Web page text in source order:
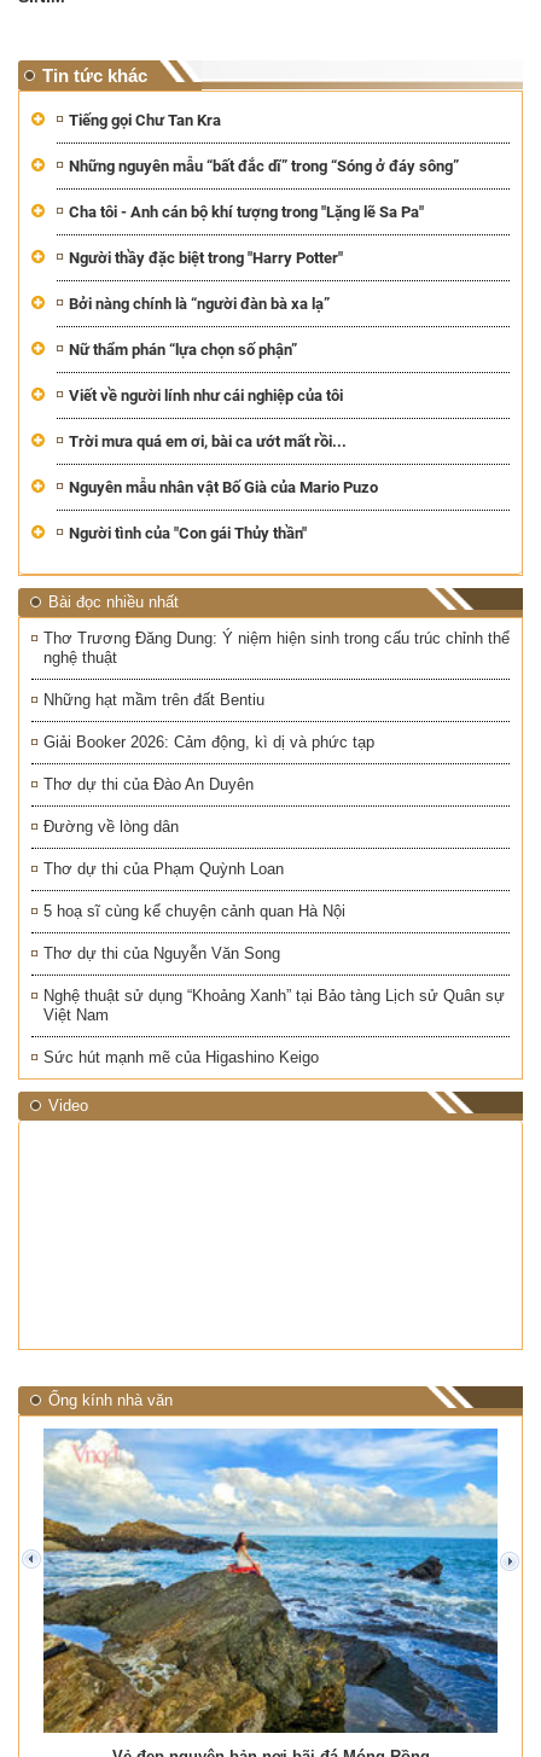
Tin tức khác
Tiếng gọi Chư Tan Kra
Những nguyên mẫu “bất đắc dĩ” trong “Sóng ở đáy sông”
Cha tôi - Anh cán bộ khí tượng trong "Lặng lẽ Sa Pa"
Người thầy đặc biệt trong "Harry Potter"
Bởi nàng chính là “người đàn bà xa lạ”
Nữ thẩm phán “lựa chọn số phận”
Viết về người lính như cái nghiệp của tôi
Trời mưa quá em ơi, bài ca ướt mất rồi...
Nguyên mẫu nhân vật Bố Già của Mario Puzo
Người tình của "Con gái Thủy thần"
Bài đọc nhiều nhất
Thơ Trương Đăng Dung: Ý niệm hiện sinh trong cấu trúc chỉnh thể
nghệ thuật
Những hạt mầm trên đất Bentiu
Giải Booker 2026: Cảm động, kì dị và phức tạp
Thơ dự thi của Đào An Duyên
Đường về lòng dân
Thơ dự thi của Phạm Quỳnh Loan
5 hoạ sĩ cùng kể chuyện cảnh quan Hà Nội
Thơ dự thi của Nguyễn Văn Song
Nghệ thuật sử dụng “Khoảng Xanh” tại Bảo tàng Lịch sử Quân sự
Việt Nam
Sức hút mạnh mẽ của Higashino Keigo
Video
Ống kính nhà văn
prev next